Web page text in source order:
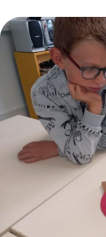
La
chèvre
biscornue